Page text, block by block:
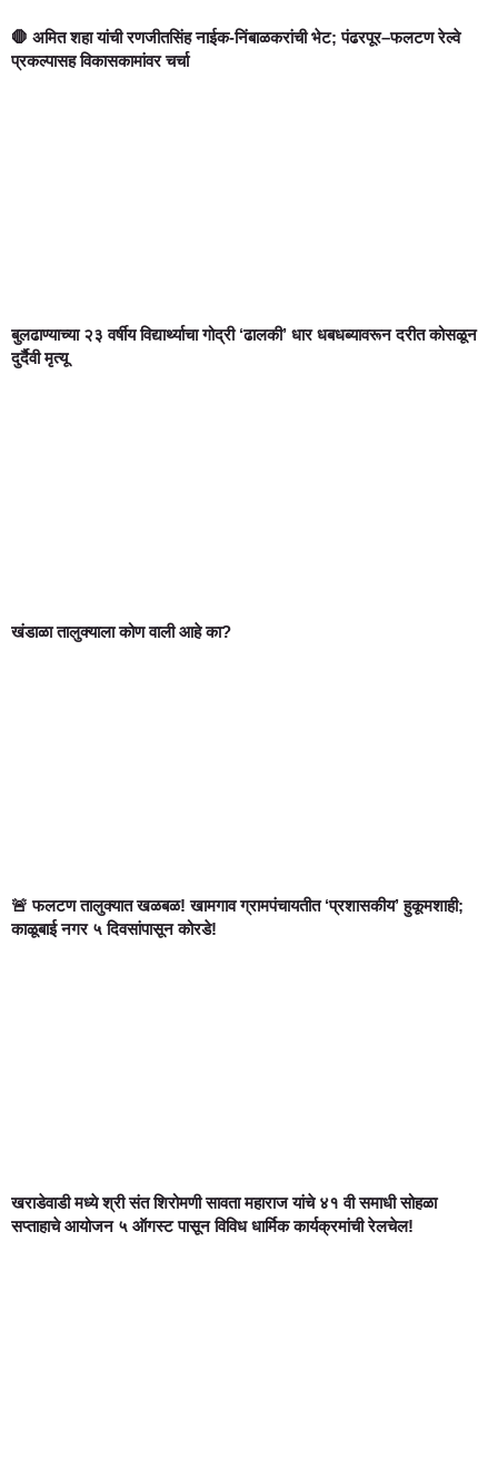
🛑 अमित शहा यांची रणजीतसिंह नाईक-निंबाळकरांची भेट; पंढरपूर–फलटण रेल्वे
प्रकल्पासह विकासकामांवर चर्चा
बुलढाण्याच्या २३ वर्षीय विद्यार्थ्याचा गोद्री ‘ढालकी’ धार धबधब्यावरून दरीत कोसळून
दुर्दैवी मृत्यू
खंडाळा तालुक्याला कोण वाली आहे का?
🚨 फलटण तालुक्यात खळबळ! खामगाव ग्रामपंचायतीत ‘प्रशासकीय’ हुकूमशाही;
काळूबाई नगर ५ दिवसांपासून कोरडे!
खराडेवाडी मध्ये श्री संत शिरोमणी सावता महाराज यांचे ४१ वी समाधी सोहळा
सप्ताहाचे आयोजन ५ ऑगस्ट पासून विविध धार्मिक कार्यक्रमांची रेलचेल!